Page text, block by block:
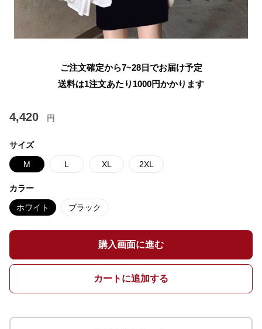
ご注文確定から7~28日でお届け予定
送料は1注文あたり 1000円かかります
4,420 円
サイズ
M L XL 2XL
カラー
ホワイト ブラック
購入画面に進む
カートに追加する